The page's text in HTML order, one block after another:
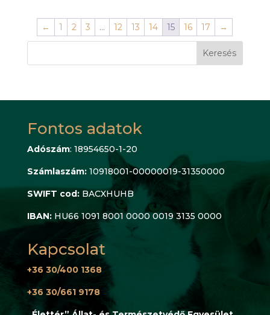
← 1 2 3 … 12 13 14 15 16 17 →
Keresés
Fontos adatok
Adószám: 18954650-1-20
Számlaszám: 10918001-00000019-31350000
SWIFT cod: BACXHUHB
IBAN: HU66 1091 8001 0000 0019 3135 0000
Kapcsolat
+36 30/400 1368
+36 30/661 9178